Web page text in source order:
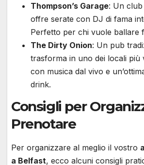
Thompson’s Garage: Un
offre serate con DJ di fama
Perfetto per chi vuole ballare
The Dirty Onion: Un pub
trasforma in uno dei locali più
con musica dal vivo e
drink.
Consigli per
Prenotare
Per organizzare al meglio il vostro
a Belfast, ecco alcuni consigli